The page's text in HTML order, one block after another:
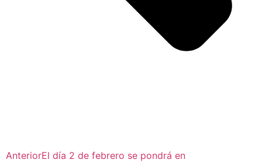
AnteriorEl día 2 de febrero se pondrá en